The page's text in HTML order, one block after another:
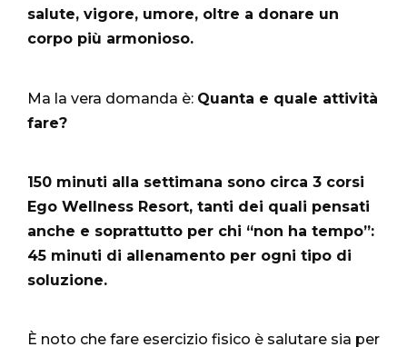
salute, vigore, umore, oltre a donare un
corpo più armonioso.
Ma la vera domanda è: Quanta e quale attività
fare?
150 minuti alla settimana sono circa 3 corsi
Ego Wellness Resort, tanti dei quali pensati
anche e soprattutto per chi “non ha tempo”:
45 minuti di allenamento per ogni tipo di
soluzione.
È noto che fare esercizio fisico è salutare sia per